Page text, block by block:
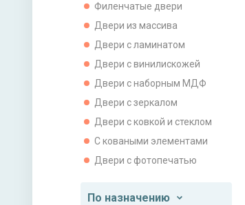
Филенчатые двери
Двери из массива
Двери с ламинатом
Двери с винилискожей
Двери с наборным МДФ
Двери с зеркалом
Двери с ковкой и стеклом
С коваными элементами
Двери с фотопечатью
По назначению